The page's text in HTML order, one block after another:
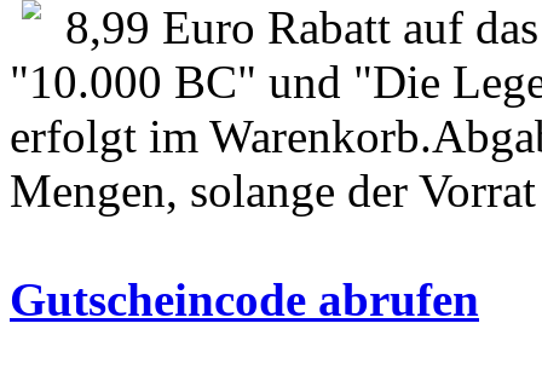
8,99 Euro Rabatt auf
"10.000 BC" und "Die
erfolgt im
Mengen, solange der
Gutscheincode abrufen